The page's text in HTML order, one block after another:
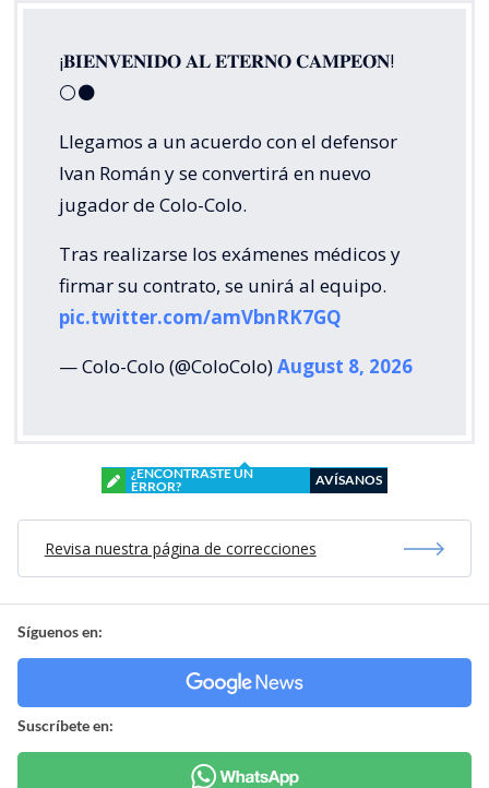
¡𝐁𝐈𝐄𝐍𝐕𝐄𝐍𝐈𝐃𝐎 𝐀𝐋 𝐄𝐓𝐄𝐑𝐍𝐎 𝐂𝐀𝐌𝐏𝐄𝐎́𝐍!
⚪⚫
Llegamos a un acuerdo con el defensor
Ivan Román y se convertirá en nuevo
jugador de Colo-Colo.
Tras realizarse los exámenes médicos y
firmar su contrato, se unirá al equipo.
pic.twitter.com/amVbnRK7GQ
— Colo-Colo (@ColoColo)August 8, 2026
¿ENCONTRASTE UN
ERROR?
AVÍSANOS
Revisa nuestra página de correcciones
Síguenos en:
Suscríbete en: